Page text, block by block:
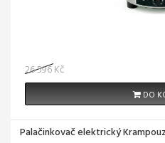
26 596 Kč
DO
Palačinkovač elektrický